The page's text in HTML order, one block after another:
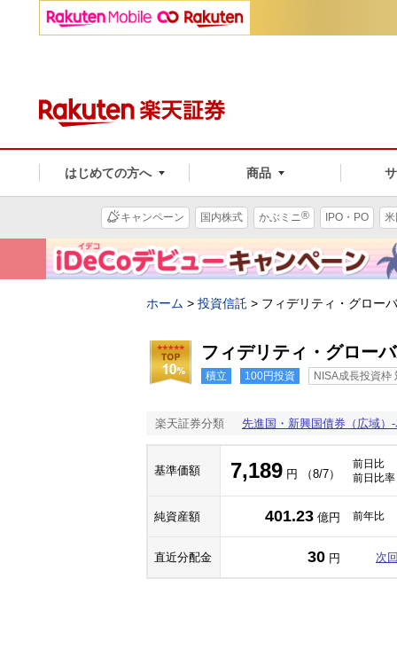
はじめての方へ 商品
キャンペーン 国内株式 かぶミニ® IPO・PO
ホーム > 投資信託 > フィデリティ・グロー
フィデリティ・グロー
積立 100円投資 NISA成長投資枠
楽天証券分類 先進国・新興国債券（広域）
基準価額 7,189 円 （8/7）
前日比
前日比率
純資産額 401.23 億円 前年比
直近分配金 30 円 次